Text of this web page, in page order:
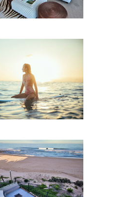
komplett mit Weber Braai's,
werden können.
Beach Guesthouse, herzliche
erstklassigen Service zu